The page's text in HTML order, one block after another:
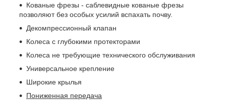
Кованые фрезы - саблевидные кованые фрезы
позволяют без особых усилий вспахать почву.
Декомпрессионный клапан
Колеса с глубокими протекторами
Колеса не требующие технического обслуживания
Универсальное крепление
Широкие крылья
Пониженная передача